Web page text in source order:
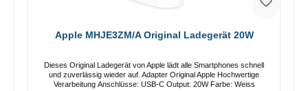
Apple MHJE3ZM/A Original Ladegerät 20W
Dieses Original Ladegerät von Apple lädt alle Smartphones schnell
und zuverlässig wieder auf. Adapter Original Apple Hochwertige
Verarbeitung Anschlüsse: USB-C Output: 20W Farbe: Weiss